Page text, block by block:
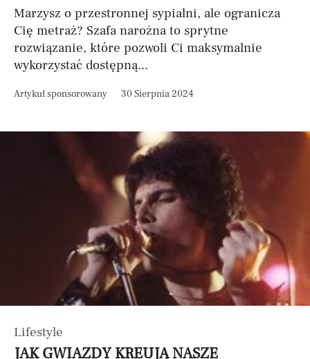
Marzysz o przestronnej sypialni, ale ogranicza
Cię metraż? Szafa narożna to sprytne
rozwiązanie, które pozwoli Ci maksymalnie
wykorzystać dostępną...
Artykuł sponsorowany 30 Sierpnia 2024
Lifestyle
JAK GWIAZDY KREUJĄ NASZE